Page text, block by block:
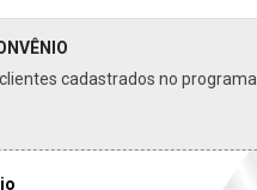
cadastrados no programa